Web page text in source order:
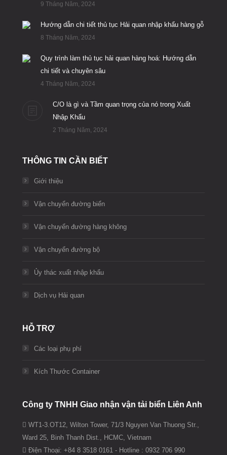
9 Tháng Năm, 2024
Hướng dẫn chi tiết thủ tục Hải quan nhập khẩu hàng gỗ
8 Tháng Năm, 2024
Quy trình làm thủ tục hải quan hàng hoá: Hướng dẫn
chi tiết và chuyên sâu
4 Tháng Năm, 2024
C/O là gì và Tầm quan trọng của nó trong Xuất
Nhập Khẩu
2 Tháng Năm, 2024
THÔNG TIN CẦN BIẾT
Giới thiệu
Vận chuyển đường biển
Vận chuyển đường hàng không
Vận chuyển đường bộ
Ủy thác xuất nhập khẩu
Dịch vụ Hải quan
HỖ TRỢ
Các loại phụ phí
Kích Thước Container
Công ty TNHH Giao nhận vận tải biển Liên Anh
WT1-3.OT12, Wilton Tower, 71/3 Nguyen Van Thuong Str.,
Ward 25, Binh Thanh Dist., HCMC, Vietnam
Điện Thoại: +84 8 3518 0161 - Hotline : 0932 706 990